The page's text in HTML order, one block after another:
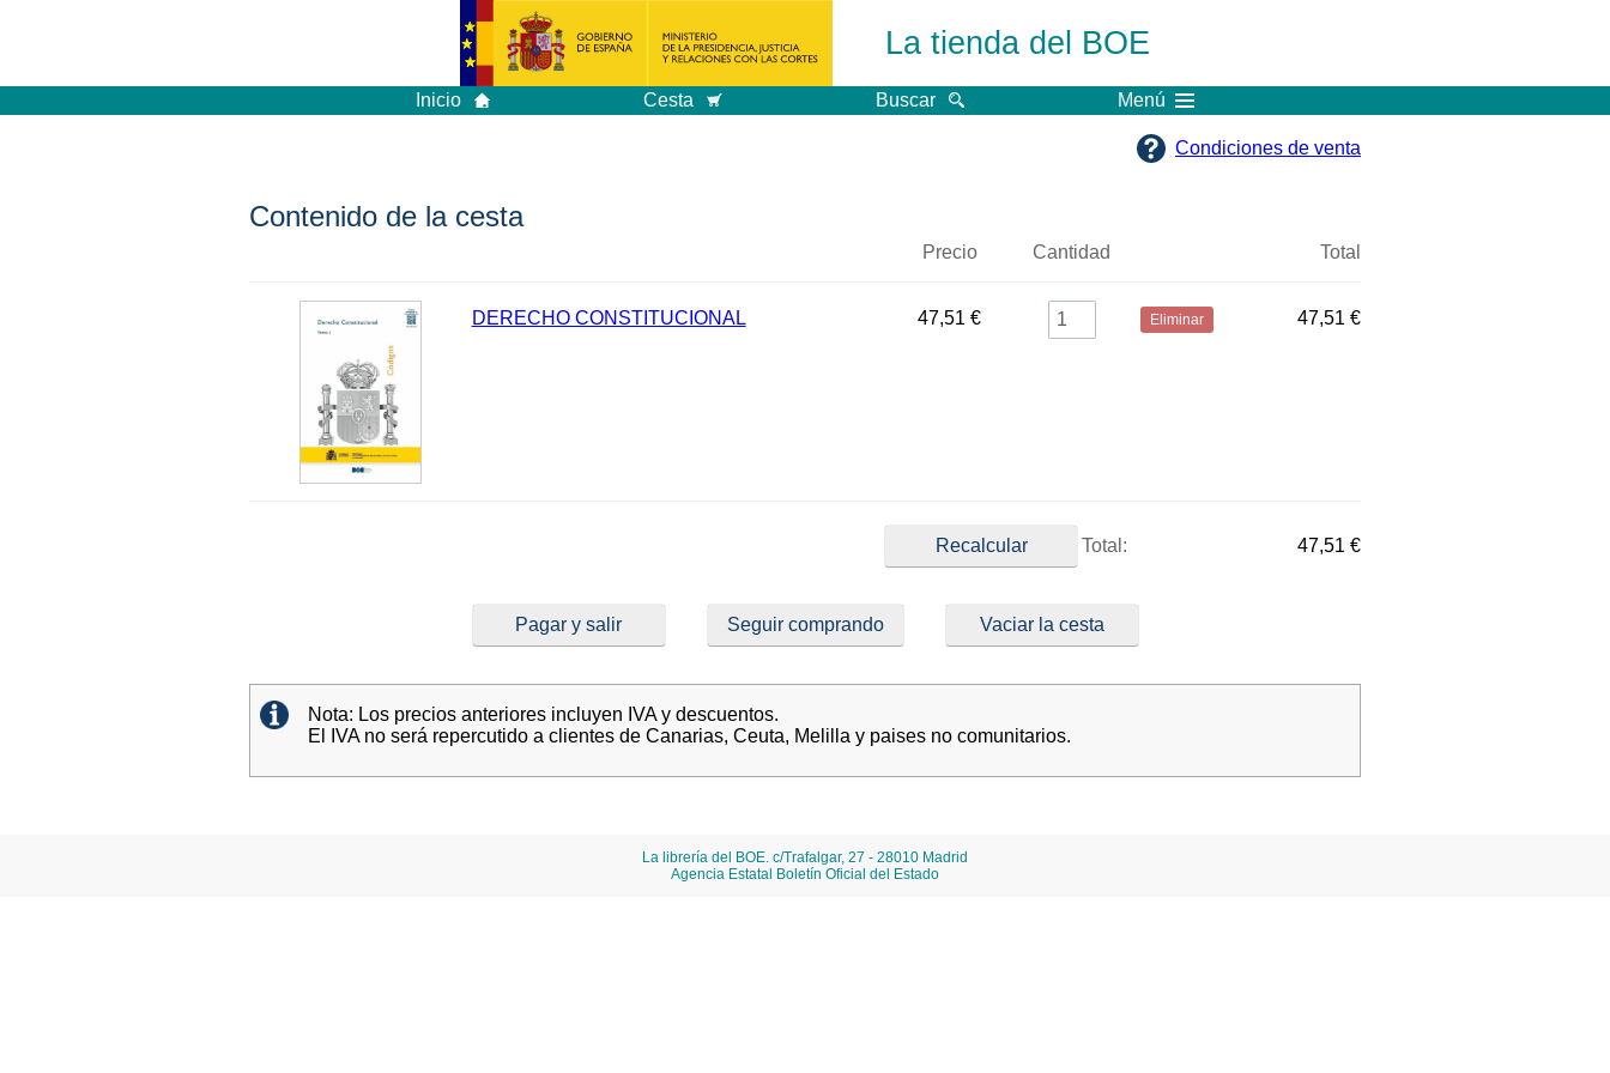
La tienda del BOE
Inicio Cesta Buscar Menú
Condiciones de venta
Contenido de la cesta
Precio Cantidad Total
DERECHO CONSTITUCIONAL 47,51 € Eliminar 47,51 €
Total: 47,51 €
Pagar y salir Seguir comprando Vaciar la cesta
Nota: Los precios anteriores incluyen IVA y descuentos.
El IVA no será repercutido a clientes de Canarias, Ceuta, Melilla y paises no comunitarios.
La librería del BOE. c/Trafalgar, 27 - 28010 Madrid
Agencia Estatal Boletín Oficial del Estado